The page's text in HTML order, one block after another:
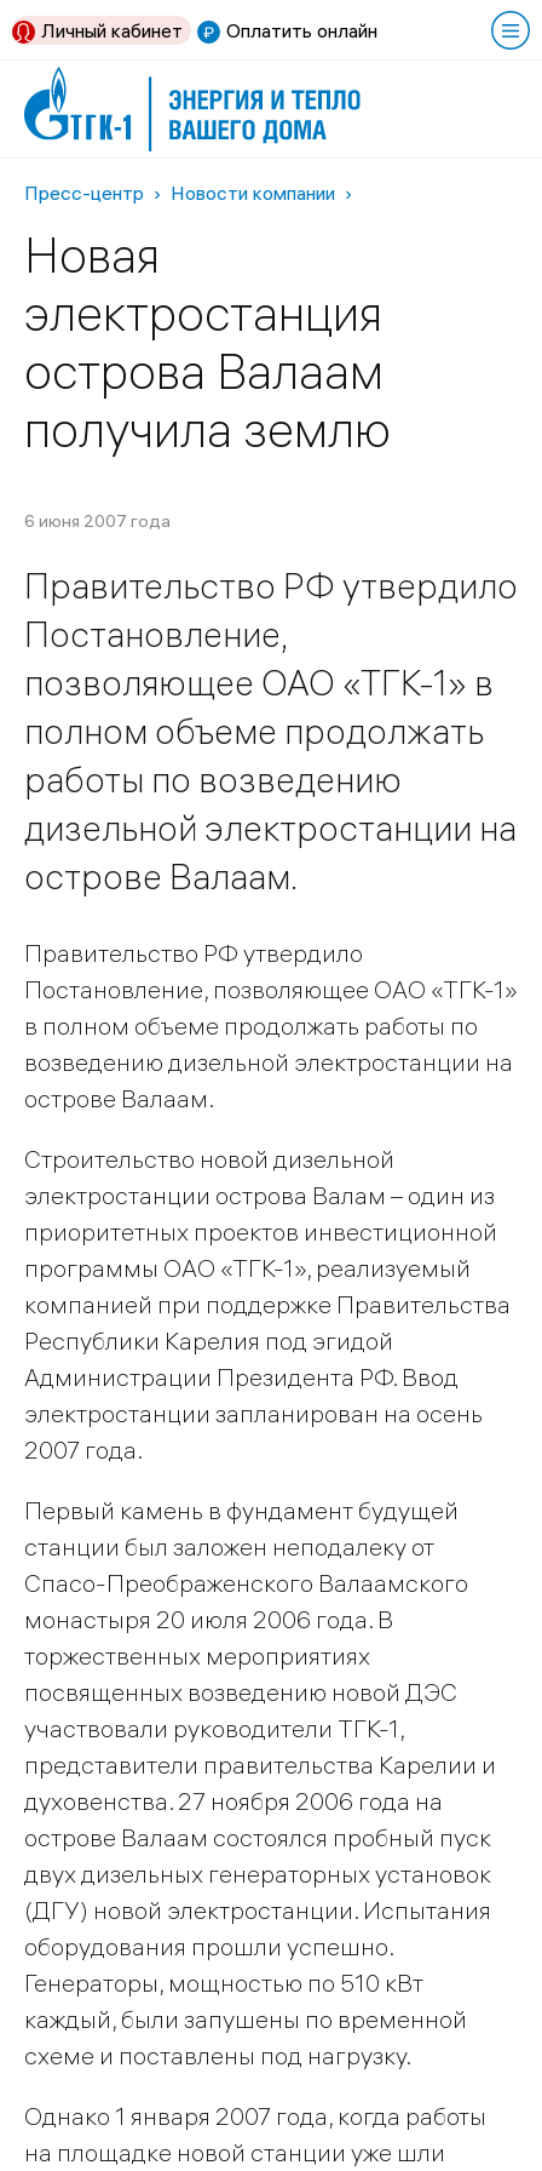
Оплатить онлайн
Личный кабинет
Пресс-центр Новости компании
Новая
электростанция
острова Валаам
получила землю
6 июня 2007 года
Правительство РФ утвердило
Постановление,
позволяющее ОАО «ТГК-1» в
полном объеме продолжать
работы по возведению
дизельной электростанции на
острове Валаам.
Правительство РФ утвердило
Постановление, позволяющее ОАО «ТГК-1»
в полном объеме продолжать работы по
возведению дизельной электростанции на
острове Валаам.
Строительство новой дизельной
электростанции острова Валам – один из
приоритетных проектов инвестиционной
программы ОАО «ТГК-1», реализуемый
компанией при поддержке Правительства
Республики Карелия под эгидой
Администрации Президента РФ. Ввод
электростанции запланирован на осень
2007 года.
Первый камень в фундамент будущей
станции был заложен неподалеку от
Спасо-Преображенского Валаамского
монастыря 20 июля 2006 года. В
торжественных мероприятиях
посвященных возведению новой ДЭС
участвовали руководители ТГК-1,
представители правительства Карелии и
духовенства. 27 ноября 2006 года на
острове Валаам состоялся пробный пуск
двух дизельных генераторных установок
(ДГУ) новой электростанции. Испытания
оборудования прошли успешно.
Генераторы, мощностью по 510 кВт
каждый, были запушены по временной
схеме и поставлены под нагрузку.
Однако 1 января 2007 года, когда работы
на площадке новой станции уже шли